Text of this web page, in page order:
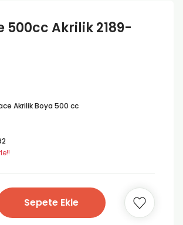
500cc Akrilik 2189-
Akrilik Boya 500 cc
Sepete Ekle